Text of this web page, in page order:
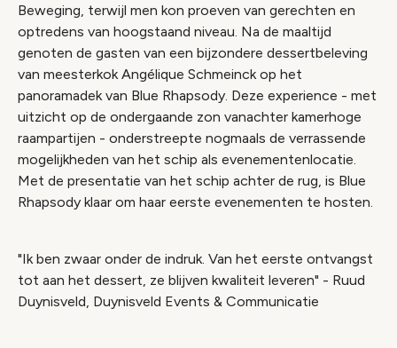
Beweging, terwijl men kon proeven van gerechten en
optredens van hoogstaand niveau. Na de maaltijd
genoten de gasten van een bijzondere dessertbeleving
van meesterkok Angélique Schmeinck op het
panoramadek van Blue Rhapsody. Deze experience - met
uitzicht op de ondergaande zon vanachter kamerhoge
raampartijen - onderstreepte nogmaals de verrassende
mogelijkheden van het schip als evenementenlocatie.
Met de presentatie van het schip achter de rug, is Blue
Rhapsody klaar om haar eerste evenementen te hosten.
"Ik ben zwaar onder de indruk. Van het eerste ontvangst
tot aan het dessert, ze blijven kwaliteit leveren" - Ruud
Duynisveld, Duynisveld Events & Communicatie